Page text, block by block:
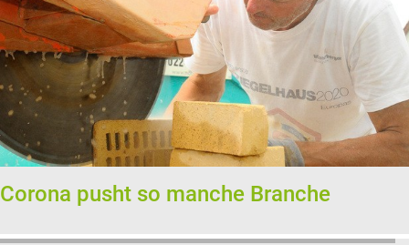
Corona pusht so manche Branche